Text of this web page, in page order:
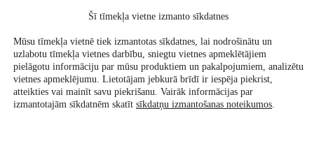
Atbalsti mūs
Iedarbīgākais medikaments pasaulē! Seleriju sula Latvijas
Instagram
Šī tīmekļa vietne izmanto sīkdatnes
Mūsu tīmekļa vietnē tiek izmantotas sīkdatnes, lai nodrošinātu un
uzlabotu tīmekļa vietnes darbību, sniegtu vietnes apmeklētājiem
pielāgotu informāciju par mūsu produktiem un pakalpojumiem, analizētu
vietnes apmeklējumu. Lietotājam jebkurā brīdī ir iespēja piekrist,
atteikties vai mainīt savu piekrišanu. Vairāk informācijas par
izmantotajām sīkdatnēm skatīt sīkdatņu izmantošanas noteikumos.